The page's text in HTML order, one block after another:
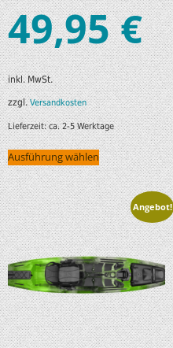
49,95€
inkl. MwSt.
zzgl.Versandkosten
Lieferzeit:ca. 2-5 Werktage
Ausführung wählen
Angebot!